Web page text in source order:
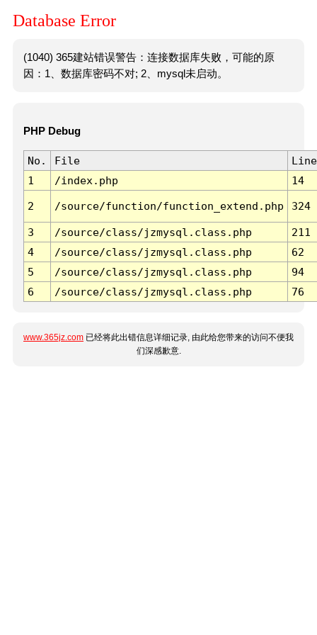
Database Error
(1040) 365建站错误警告：连接数据库失败，可能的原
因：1、数据库密码不对; 2、mysql未启动。
PHP Debug
No. File
Line
1
/index.php 14
2 /source/function/function_extend.php 324
3 /source/class/jzmysql.class.php
211
4
/source/class/jzmysql.class.php
62
5
/source/class/jzmysql.class.php
94
6
/source/class/jzmysql.class.php 76
www.365jz.com 已经将此出错信息详细记录, 由此给您带来的访问不便我
们深感歉意.